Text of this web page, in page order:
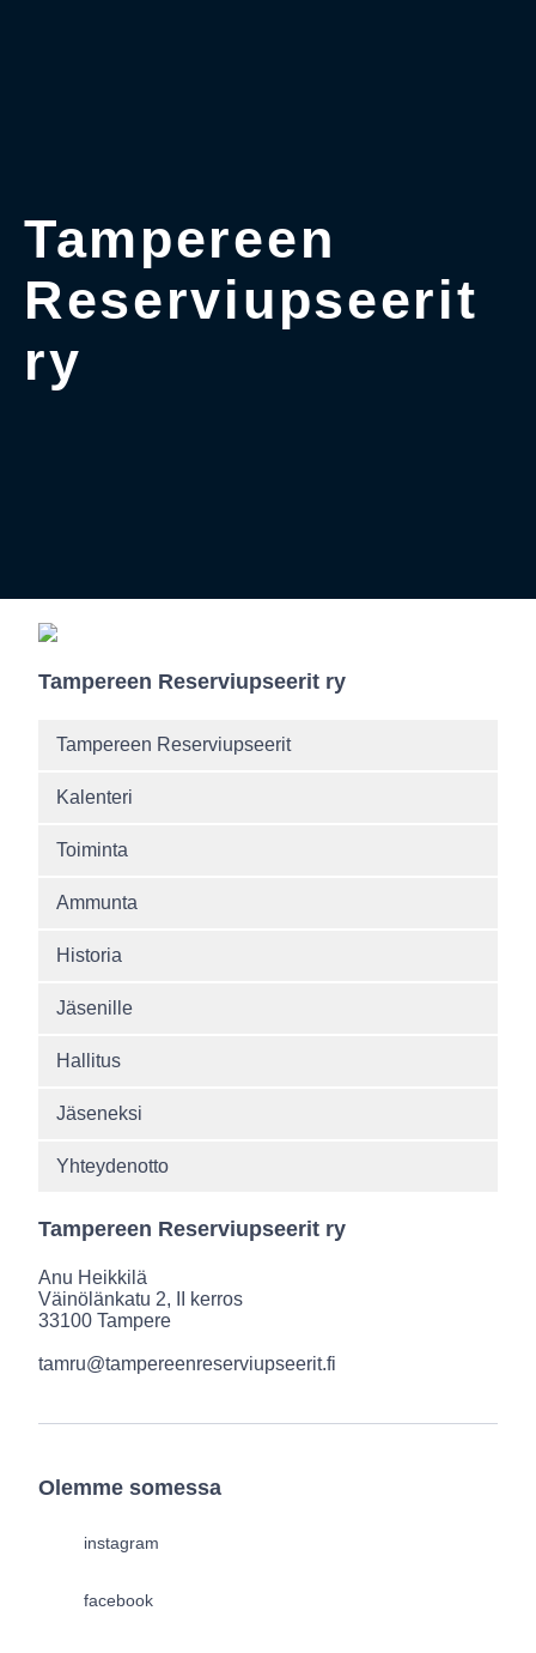
Tampereen
Reserviupseerit
ry
Tampereen Reserviupseerit ry
Tampereen Reserviupseerit
Kalenteri
Toiminta
Ammunta
Historia
Jäsenille
Hallitus
Jäseneksi
Yhteydenotto
Tampereen Reserviupseerit ry
Anu Heikkilä
Väinölänkatu 2, II kerros
33100 Tampere
tamru@tampereenreserviupseerit.fi
Olemme somessa
instagram
facebook